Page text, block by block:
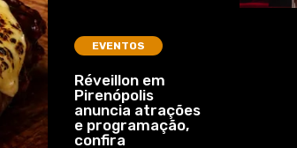
EVENTOS
Réveillon em
Pirenópolis
anuncia atrações
e programação,
confira